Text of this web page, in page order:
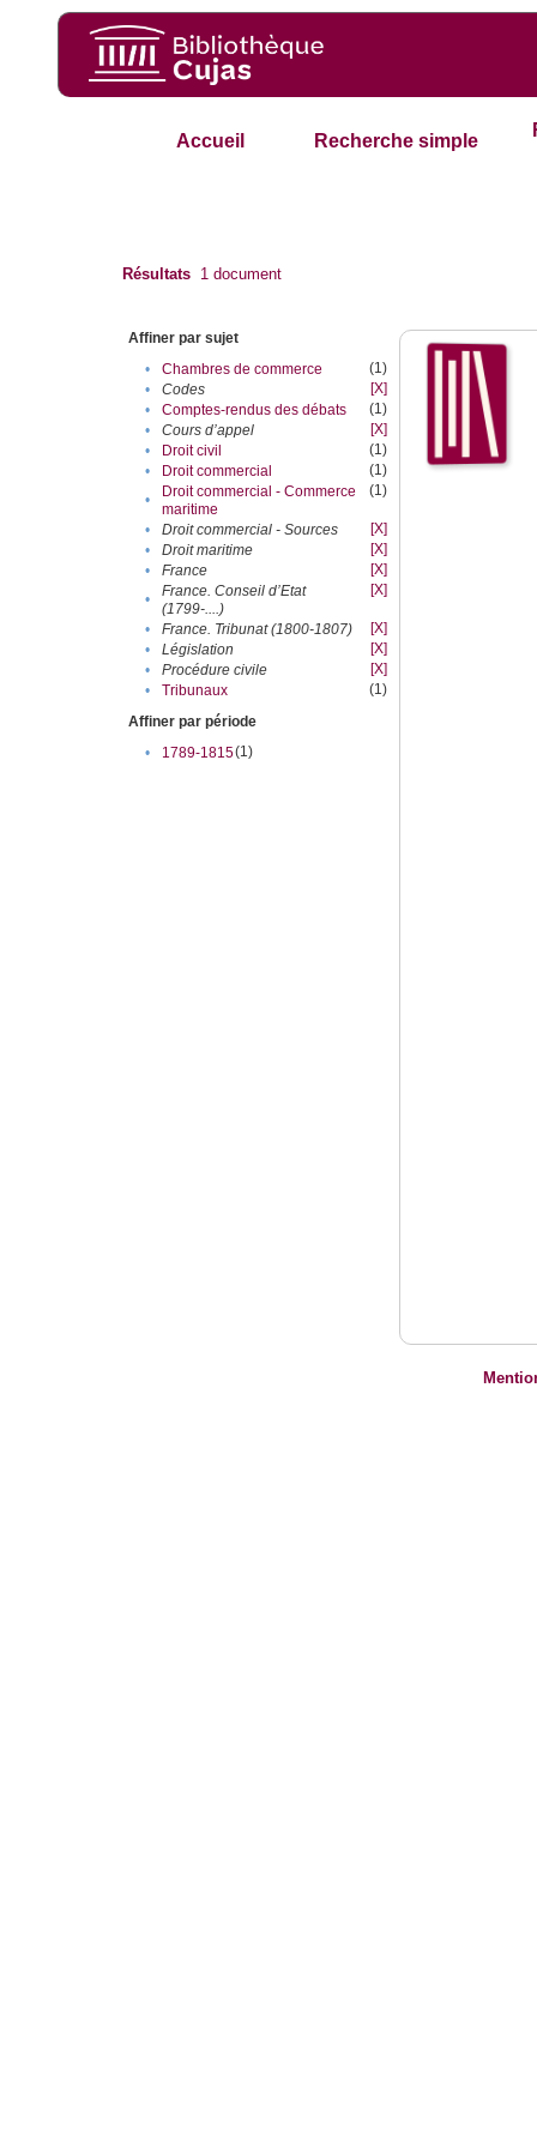
Accueil Recherche simple
Résultats 1 document
Affiner par sujet
•
Chambres de commerce
(1)
•
Codes
[X]
•
Comptes-rendus des débats
(1)
•
Cours d’appel
[X]
•
Droit civil
(1)
•
Droit commercial
(1)
•
Droit commercial - Commerce
maritime
(1)
• Droit commercial - Sources
[X]
•
Droit maritime
[X]
•
France
[X]
•
France. Conseil d’Etat
(1799-....)
[X]
• France. Tribunat (1800-1807)
[X]
•
Législation
[X]
•
Procédure civile
[X]
•
Tribunaux
(1)
Affiner par période
•
1789-1815(1)